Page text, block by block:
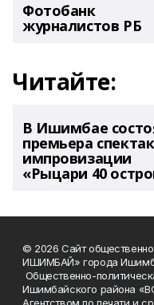
Фотобанк
журналистов РБ
Читайте:
В Ишимбае
премьера
импровизации
«Рыцари 40
© 2026 Сайт
ИШИМБАЙ» города
Общественно-
Ишимбайского района